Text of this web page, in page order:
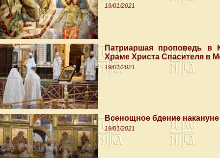
19/01/2021
Патриаршая проповедь в
Храме Христа Спасителя в
19/01/2021
Всенощное бдение
19/01/2021